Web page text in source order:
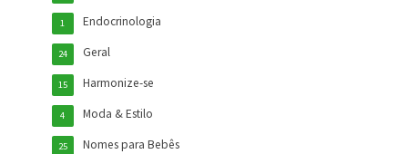
Endocrinologia
1
Geral
24
Harmonize-se
15
Moda & Estilo
4
Nomes para Bebês
25